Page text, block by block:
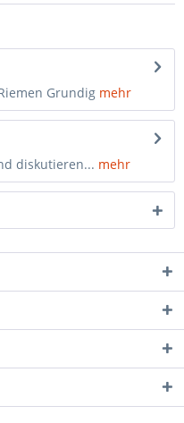
Grundig mehr
diskutieren... mehr